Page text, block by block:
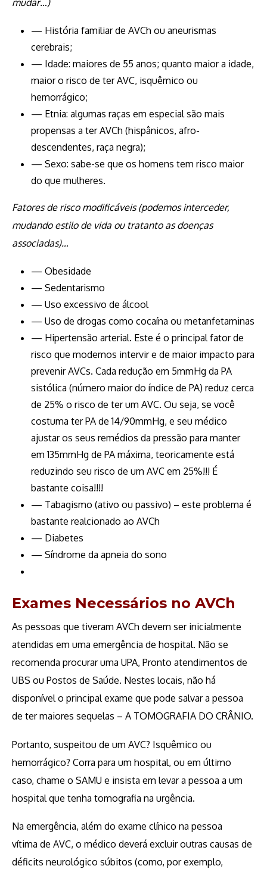
mudar…)
— História familiar de AVCh ou aneurismas
cerebrais;
— Idade: maiores de 55 anos; quanto maior a idade,
maior o risco de ter AVC, isquêmico ou
hemorrágico;
— Etnia: algumas raças em especial são mais
propensas a ter AVCh (hispânicos, afro-
descendentes, raça negra);
— Sexo: sabe-se que os homens tem risco maior
do que mulheres.
Fatores de risco modificáveis (podemos interceder,
mudando estilo de vida ou tratanto as doenças
associadas)…
— Obesidade
— Sedentarismo
— Uso excessivo de álcool
— Uso de drogas como cocaína ou metanfetaminas
— Hipertensão arterial. Este é o principal fator de
risco que modemos intervir e de maior impacto para
prevenir AVCs. Cada redução em 5mmHg da PA
sistólica (número maior do índice de PA) reduz cerca
de 25% o risco de ter um AVC. Ou seja, se você
costuma ter PA de 14/90mmHg, e seu médico
ajustar os seus remédios da pressão para manter
em 135mmHg de PA máxima, teoricamente está
reduzindo seu risco de um AVC em 25%!!! É
bastante coisa!!!!
— Tabagismo (ativo ou passivo) – este problema é
bastante realcionado ao AVCh
— Diabetes
— Síndrome da apneia do sono
Exames Necessários no AVCh
As pessoas que tiveram AVCh devem ser inicialmente
atendidas em uma emergência de hospital. Não se
recomenda procurar uma UPA, Pronto atendimentos de
UBS ou Postos de Saúde. Nestes locais, não há
disponível o principal exame que pode salvar a pessoa
de ter maiores sequelas – A TOMOGRAFIA DO CRÂNIO.
Portanto, suspeitou de um AVC? Isquêmico ou
hemorrágico? Corra para um hospital, ou em último
caso, chame o SAMU e insista em levar a pessoa a um
hospital que tenha tomografia na urgência.
Na emergência, além do exame clínico na pessoa
vítima de AVC, o médico deverá excluir outras causas de
déficits neurológico súbitos (como, por exemplo,